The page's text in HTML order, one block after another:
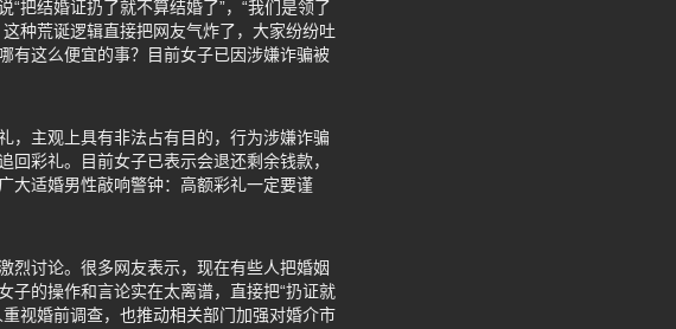
把结婚证扔了就不算结婚了”，“我们是领了
种荒诞逻辑直接把网友气炸了，大家纷纷吐
有这么便宜的事？目前女子已因涉嫌诈骗被
，主观上具有非法占有目的，行为涉嫌诈骗
彩礼。目前女子已表示会退还剩余钱款，
大适婚男性敲响警钟：高额彩礼一定要谨
烈讨论。很多网友表示，现在有些人把婚姻
子的操作和言论实在太离谱，直接把“扔证就
视婚前调查，也推动相关部门加强对婚介市